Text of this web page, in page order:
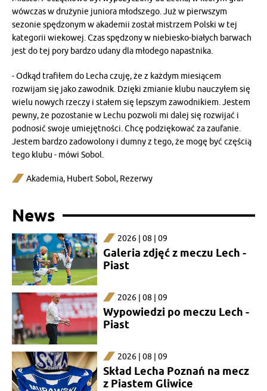
wówczas w drużynie juniora młodszego. Już w pierwszym
sezonie spędzonym w akademii został mistrzem Polski w tej
kategorii wiekowej. Czas spędzony w niebiesko-białych barwach
jest do tej pory bardzo udany dla młodego napastnika.
- Odkąd trafiłem do Lecha czuję, że z każdym miesiącem
rozwijam się jako zawodnik. Dzięki zmianie klubu nauczyłem się
wielu nowych rzeczy i stałem się lepszym zawodnikiem. Jestem
pewny, że pozostanie w Lechu pozwoli mi dalej się rozwijać i
podnosić swoje umiejętności. Chcę podziękować za zaufanie.
Jestem bardzo zadowolony i dumny z tego, że mogę być częścią
tego klubu - mówi Sobol.
Akademia, Hubert Sobol, Rezerwy
News
2026 | 08 | 09
Galeria zdjęć z meczu Lech -
Piast
2026 | 08 | 09
Wypowiedzi po meczu Lech -
Piast
2026 | 08 | 09
Skład Lecha Poznań na mecz
z Piastem Gliwice